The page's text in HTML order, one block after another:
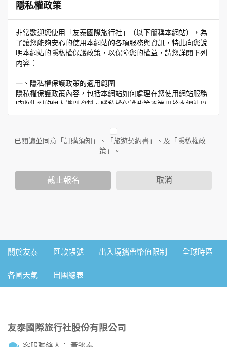
隱私權政策
非常歡迎您使用「友泰國際旅行社」（以下簡稱本網站），為
了讓您能夠安心的使用本網站的各項服務與資訊，特此向您說
明本網站的隱私權保護政策，以保障您的權益，請您詳閱下列
內容：
一、隱私權保護政策的適用範圍
隱私權保護政策內容，包括本網站如何處理在您使用網站服務
時收集到的個人識別資料。隱私權保護政策不適用於本網站以
外的相關連結網站，也不適用於非本網站所委託或參與管理的
二、個人資料的蒐集、處理及利用方式
當您造訪本網站或使用本網站所提供之功能服務時，我們將視
範圍內處理及利用您的個人資料；非經您書面同意，本網站不
會將個人資料用於其他用途。
為提供精確的服務，我們會將收集的問卷調查內容進行統計與
外，我們會視需要公佈統計數據及說明文字，但不涉及特定個
人之資料。
備及必要的安全防護措施，加以保護網站及您的個人資料採用
已閱讀並同意「訂購須知」、「旅遊契約書」、及「隱私權政
策」。
截止報名 取消
關於友泰 匯款帳號 出入境攜帶幣值限制 全球時區
各國天氣 出團總表
友泰國際旅行社股份有限公司